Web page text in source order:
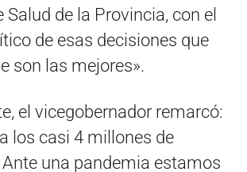
Salud de la Provincia, con el
de esas decisiones que
son las mejores».
el vicegobernador remarcó:
los casi 4 millones de
una pandemia estamos